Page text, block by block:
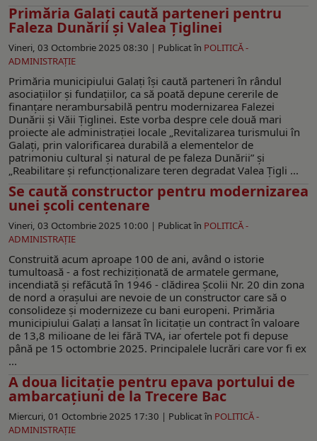
Primăria Galați caută parteneri pentru
Faleza Dunării și Valea Țiglinei
Vineri, 03 Octombrie 2025 08:30 | Publicat în POLITICĂ -
ADMINISTRAŢIE
Primăria municipiului Galați își caută parteneri în rândul
asociațiilor și fundațiilor, ca să poată depune cererile de
finanțare nerambursabilă pentru modernizarea Falezei
Dunării și Văii Țiglinei. Este vorba despre cele două mari
proiecte ale administrației locale „Revitalizarea turismului în
Galați, prin valorificarea durabilă a elementelor de
patrimoniu cultural și natural de pe faleza Dunării” și
„Reabilitare și refuncționalizare teren degradat Valea Țigli ...
Se caută constructor pentru modernizarea
unei şcoli centenare
Vineri, 03 Octombrie 2025 10:00 | Publicat în POLITICĂ -
ADMINISTRAŢIE
Construită acum aproape 100 de ani, având o istorie
tumultoasă - a fost rechiziționată de armatele germane,
incendiată și refăcută în 1946 - clădirea Școlii Nr. 20 din zona
de nord a orașului are nevoie de un constructor care să o
consolideze și modernizeze cu bani europeni. Primăria
municipiului Galați a lansat în licitație un contract în valoare
de 13,8 milioane de lei fără TVA, iar ofertele pot fi depuse
până pe 15 octombrie 2025. Principalele lucrări care vor fi ex
...
A doua licitație pentru epava portului de
ambarcațiuni de la Trecere Bac
Miercuri, 01 Octombrie 2025 17:30 | Publicat în POLITICĂ -
ADMINISTRAŢIE